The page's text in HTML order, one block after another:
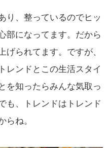
り、整っているのでヒッ
部になってます。だから
げられてます。ですが、
レンドとこの生活スタイ
を知ったらみんな気取っ
も、トレンドはトレンド
らね。